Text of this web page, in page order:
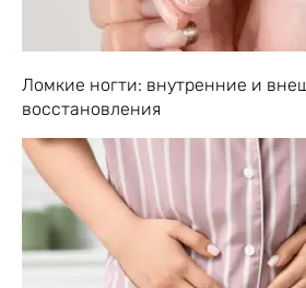
Ломкие ногти: внутренние и
восстановления